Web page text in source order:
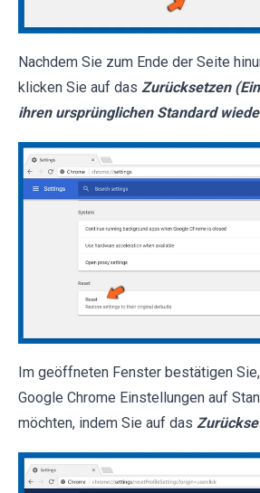
Nachdem Sie zum Ende der Seite
klicken Sie auf das Zurücksetzen
ihren ursprünglichen Standard
Im geöffneten Fenster bestätigen
Google Chrome Einstellungen auf
möchten, indem Sie auf das